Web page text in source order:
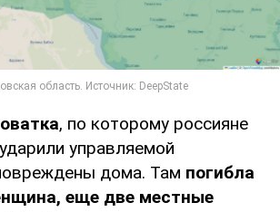
, по которому россияне
управляемой
дома. Там погибла
еще две местные